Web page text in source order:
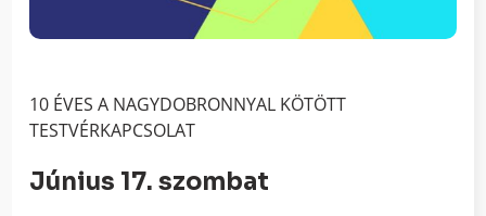
10 ÉVES A NAGYDOBRONNYAL KÖTÖTT
TESTVÉRKAPCSOLAT
Június 17. szombat